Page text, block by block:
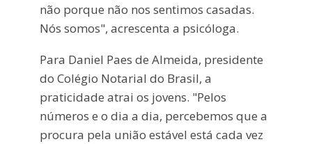
não porque não nos sentimos casadas.
Nós somos", acrescenta a psicóloga.
Para Daniel Paes de Almeida, presidente
do Colégio Notarial do Brasil, a
praticidade atrai os jovens. "Pelos
números e o dia a dia, percebemos que a
procura pela união estável está cada vez